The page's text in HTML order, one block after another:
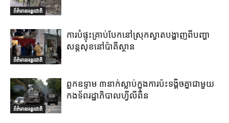
ព័ត៌មានអន្តរជាតិ
ព័ត៌មានអន្តរជាតិ
ការបំផ្ទុះគ្រាប់បែកនៅស្រុកស្វាតបង្ហាញពីបញ្ហា
សន្តសុខនៅប៉ាគីស្ថាន
ព័ត៌មានអន្តរជាតិ
ពួកឧទ្ទាម ៣នាក់ស្លាប់ក្នុងការប៉ះទង្គិចគ្នាជាមួយ
កងទ័ពរដ្ឋាភិបាលហ្វីលីពីន